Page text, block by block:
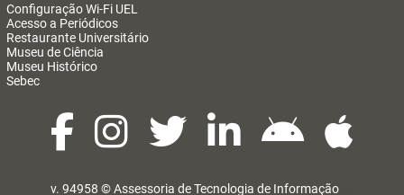
Configuração Wi-Fi UEL
Acesso a Periódicos
Restaurante Universitário
Museu de Ciência
Museu Histórico
Sebec
v. 94958 ©Assessoria de Tecnologia de Informação